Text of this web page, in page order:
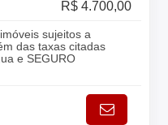
R$ 4.700,00
sujeitos a
das taxas citadas
e SEGURO